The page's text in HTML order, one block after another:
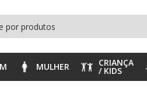
MULHER CRIANÇA
/ KIDS